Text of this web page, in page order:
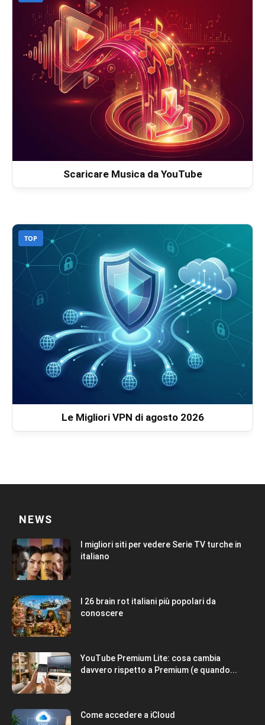
Scaricare Musica da YouTube
TOP
Le Migliori VPN di agosto 2026
NEWS
I migliori siti per vedere Serie TV turche in
italiano
I 26 brain rot italiani più popolari da
conoscere
YouTube Premium Lite: cosa cambia
davvero rispetto a Premium (e quando...
Come accedere a iCloud